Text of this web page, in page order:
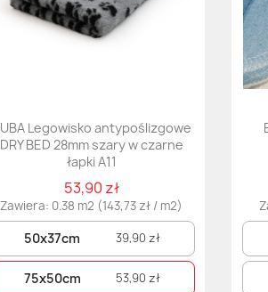
Legowisko antypoślizgowe
DRY BED 28mm szary w czarne
łapki A11
53,90 zł
Zawiera: 0.38 m2 (143,73 zł / m2)
50x37cm 39,90 zł
75x50cm 53,90 zł